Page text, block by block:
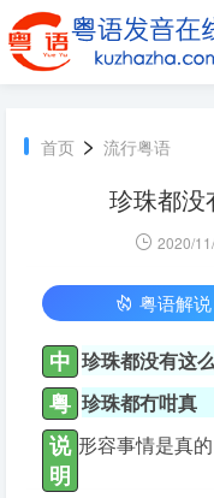
首页 > 流行粤语
珍珠都没
2020/
粤语解说
中 珍珠都没有这
粤 珍珠都冇咁真
说
明
形容事情是真的